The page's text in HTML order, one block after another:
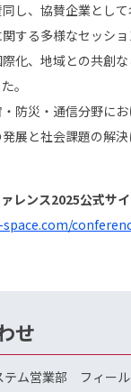
し、協賛企業として
する多様なセッシ
化、地域との共創
。
防災・通信分野に
展と社会課題の解
レンス2025公式サイ
せ
テム営業部 フィー